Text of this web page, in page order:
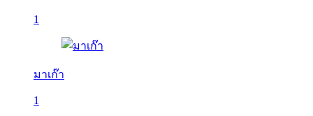
1
มาเก๊า
1